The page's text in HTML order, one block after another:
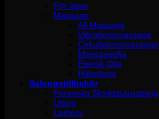
För laser
Massage
All Massage
Vibrationsmassage
Cirkulationsmassage
Massageolja
Eterisk Olja
Hälsokost
Salongstillbehör
Personlig Skyddsutrustning
Utsug
Lampor